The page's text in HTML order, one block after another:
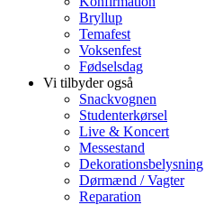
Bryllup
Temafest
Voksenfest
Fødselsdag
Vi tilbyder også
Snackvognen
Studenterkørsel
Live & Koncert
Messestand
Dekorationsbelysning
Dørmænd / Vagter
Reparation